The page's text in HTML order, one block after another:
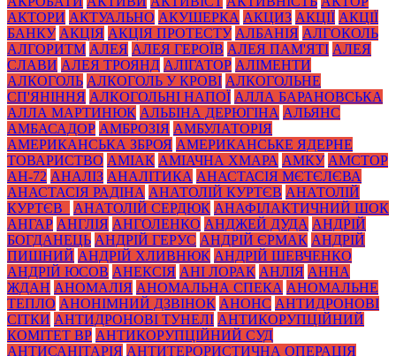
АКТОРИ АКТУАЛЬНО АКУШЕРКА АКЦИЗ АКЦІЇ АКЦІЇ
БАНКУ АКЦІЯ АКЦІЯ ПРОТЕСТУ АЛБАНІЯ АЛГОКОЛЬ
АЛГОРИТМ АЛЕЯ АЛЕЯ ГЕРОЇВ АЛЕЯ ПАМ'ЯТІ АЛЕЯ
СЛАВИ АЛЕЯ ТРОЯНД АЛІГАТОР АЛІМЕНТИ
АЛКОГОЛЬ АЛКОГОЛЬ У КРОВІ АЛКОГОЛЬНЕ
СП'ЯНІННЯ АЛКОГОЛЬНІ НАПОЇ АЛЛА БАРАНОВСЬКА
АЛЛА МАРТИНЮК АЛЬБІНА ДЕРЮГІНА АЛЬЯНС
АМБАСАДОР АМБРОЗІЯ АМБУЛАТОРІЯ
АМЕРИКАНСЬКА ЗБРОЯ АМЕРИКАНСЬКЕ ЯДЕРНЕ
ТОВАРИСТВО АМІАК АМІАЧНА ХМАРА АМКУ АМСТОР
АН-72 АНАЛІЗ АНАЛІТИКА АНАСТАСІЯ МЄТЄЛЄВА
АНАСТАСІЯ РАДІНА АНАТОЛІЙ КУРТЄВ АНАТОЛІЙ
КУРТЄВ_
АНАТОЛІЙ СЕРДЮК АНАФІЛАКТИЧНИЙ ШОК
АНГАР АНГЛІЯ АНГОЛЕНКО АНДЖЕЙ ДУДА АНДРІЙ
БОГДАНЕЦЬ АНДРІЙ ГЕРУС АНДРІЙ ЄРМАК АНДРІЙ
ПИШНИЙ АНДРІЙ ХЛИВНЮК АНДРІЙ ШЕВЧЕНКО
АНДРІЙ ЮСОВ АНЕКСІЯ АНІ ЛОРАК АНЛІЯ АННА
ЖДАН АНОМАЛІЯ АНОМАЛЬНА СПЕКА АНОМАЛЬНЕ
ТЕПЛО АНОНІМНИЙ ДЗВІНОК АНОНС АНТИДРОНОВІ
СІТКИ АНТИДРОНОВІ ТУНЕЛІ АНТИКОРУПЦІЙНИЙ
КОМІТЕТ ВР АНТИКОРУПЦІЙНИЙ СУД
АНТИСАНІТАРІЯ АНТИТЕРОРИСТИЧНА ОПЕРАЦІЯ